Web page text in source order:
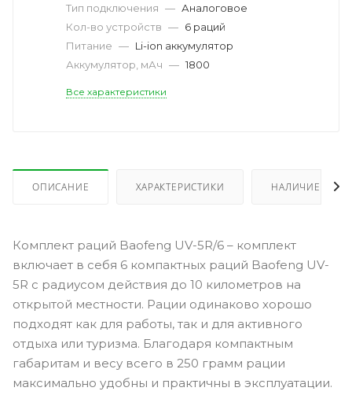
Тип подключения — Аналоговое
Кол-во устройств — 6 раций
Питание — Li-ion аккумулятор
Аккумулятор, мАч — 1800
Все характеристики
ОПИСАНИЕ ХАРАКТЕРИСТИКИ НАЛИЧИЕ
Комплект раций Baofeng UV-5R/6 – комплект
включает в себя 6 компактных раций Baofeng UV-
5R с радиусом действия до 10 километров на
открытой местности. Рации одинаково хорошо
подходят как для работы, так и для активного
отдыха или туризма. Благодаря компактным
габаритам и весу всего в 250 грамм рации
максимально удобны и практичны в эксплуатации.